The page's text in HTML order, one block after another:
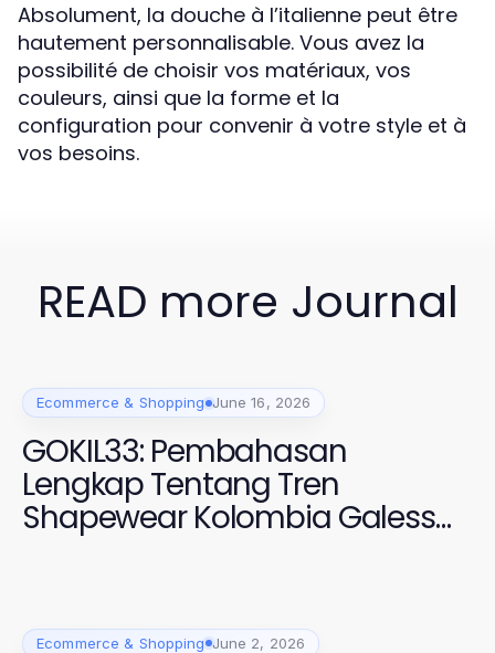
Absolument, la douche à l’italienne peut être
hautement personnalisable. Vous avez la
possibilité de choisir vos matériaux, vos
couleurs, ainsi que la forme et la
configuration pour convenir à votre style et à
vos besoins.
READ more Journal
Ecommerce & Shopping June 16, 2026
GOKIL33: Pembahasan
Lengkap Tentang Tren
Shapewear Kolombia Galess
2026
Ecommerce & Shopping June 2, 2026